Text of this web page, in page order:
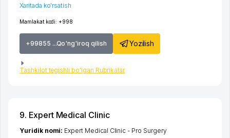
Mamlakat kodi: +998
+99855 ...Qo'ng'iroq qilish Yozilish
Tashkilot tegishli bo'lgan Rubrikalar
Xaritada ko'rsatish
9. Expert Medical Clinic
Yuridik nomi: Expert Medical Clinic - Pro Surgery